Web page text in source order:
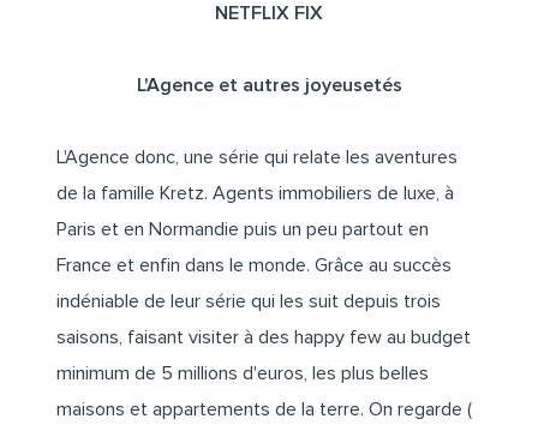
NETFLIX FIX
L'Agence et autres joyeusetés
L'Agence donc, une série qui relate les aventures
de la famille Kretz. Agents immobiliers de luxe, à
Paris et en Normandie puis un peu partout en
France et enfin dans le monde. Grâce au succès
indéniable de leur série qui les suit depuis trois
saisons, faisant visiter à des happy few au budget
minimum de 5 millions d'euros, les plus belles
maisons et appartements de la terre. On regarde (